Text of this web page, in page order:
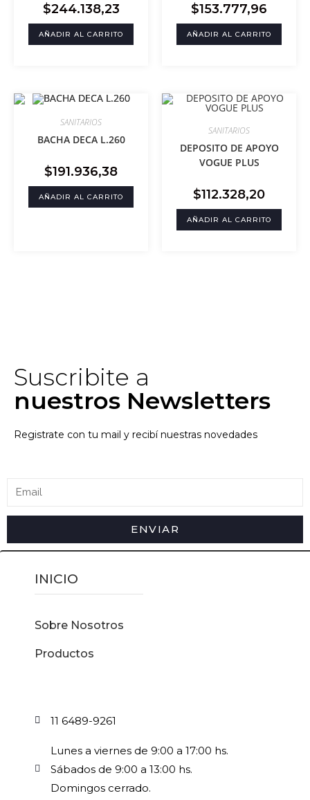
$244.138,23
AÑADIR AL CARRITO
$153.777,96
AÑADIR AL CARRITO
SANITARIOS
BACHA DECA L.260
$191.936,38
AÑADIR AL CARRITO
SANITARIOS
DEPOSITO DE APOYO
VOGUE PLUS
$112.328,20
AÑADIR AL CARRITO
Suscribite a
nuestros Newsletters
Registrate con tu mail y recibí nuestras novedades
ENVIAR
INICIO
Sobre Nosotros
Productos
11 6489-9261
Lunes a viernes de 9:00 a 17:00 hs.
Sábados de 9:00 a 13:00 hs.
Domingos cerrado.